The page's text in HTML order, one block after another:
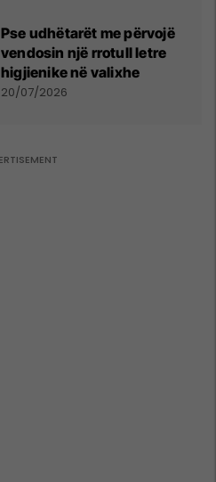
Pse udhëtarët me përvojë
vendosin një rrotull letre
higjienike në valixhe
20/07/2026